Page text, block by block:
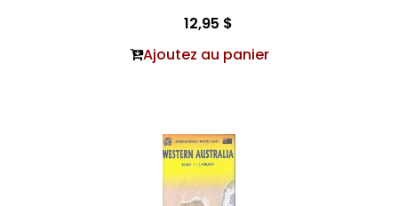
12,95 $
Ajoutez au panier